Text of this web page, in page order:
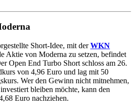
Short-Idee, mit derWKN
Aktie von Moderna zu setzen, befindet
Open End Turbo Short schloss am 26.
von 4,96 Euro und lag mit 50
Wer den Gewinn nicht mitnehmen,
bleiben möchte, kann den
Euro nachziehen.